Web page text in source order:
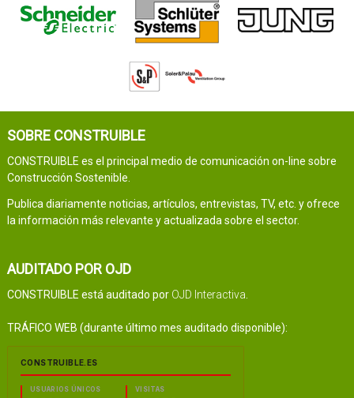
SOBRE CONSTRUIBLE
CONSTRUIBLE es el principal medio de comunicación on-line sobre
Construcción Sostenible.
Publica diariamente noticias, artículos, entrevistas, TV, etc. y ofrece
la información más relevante y actualizada sobre el sector.
AUDITADO POR OJD
CONSTRUIBLE está auditado por OJD Interactiva.
TRÁFICO WEB (durante último mes auditado disponible):